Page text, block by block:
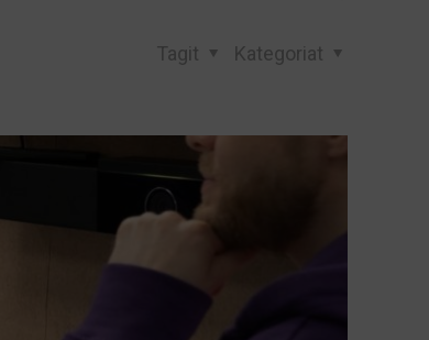
Kategoriat
Tagit